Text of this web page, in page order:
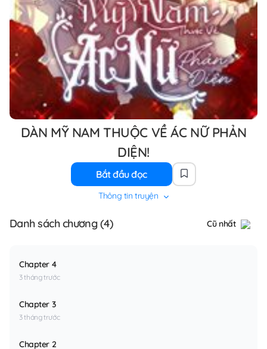
DÀN MỸ NAM THUỘC VỀ ÁC NỮ PHẢN
DIỆN!
Bắt đầu đọc
Thông tin truyện
Danh sách chương (4) Cũ nhất
Chapter 4
3 tháng trước
Chapter 3
3 tháng trước
Chapter 2